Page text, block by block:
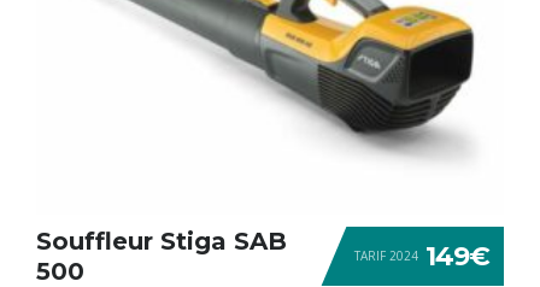
TARIF 2024 149€
Souffleur Stiga SAB
500